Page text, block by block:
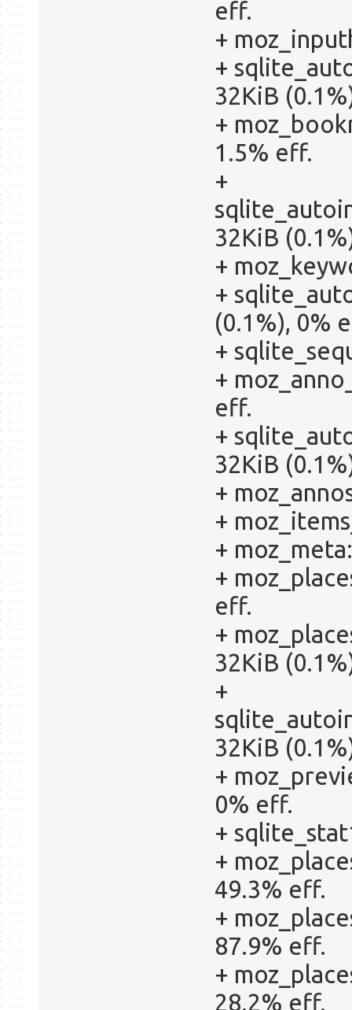
eff.
+
+
32KiB
+
1.5% eff.
+
32KiB
+
+
(0.1%), 0%
+
+
eff.
+
32KiB
+
+
+
+
eff.
+
32KiB
+
32KiB
+
0% eff.
+
+
49.3% eff.
+
87.9% eff.
+
28.2% eff.